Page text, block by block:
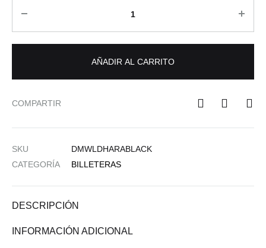
AÑADIR AL CARRITO
COMPARTIR
SKU
DMWLDHARABLACK
CATEGORÍA
BILLETERAS
DESCRIPCIÓN
INFORMACIÓN ADICIONAL